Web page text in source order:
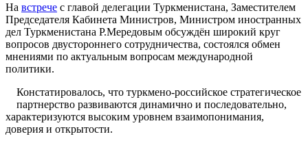
На встрече с главой делегации Туркменистана, Заместителем
Председателя Кабинета Министров, Министром иностранных
дел Туркменистана Р.Мередовым обсуждён широкий круг
вопросов двустороннего сотрудничества, состоялся обмен
мнениями по актуальным вопросам международной
политики.
Констатировалось, что туркмено-российское стратегическое
партнерство развиваются динамично и последовательно,
характеризуются высоким уровнем взаимопонимания,
доверия и открытости.